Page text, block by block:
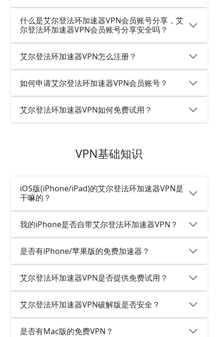
什么是艾尔登法环加速器VPN会员账号分享，艾
尔登法环加速器VPN会员账号分享安全吗？
艾尔登法环加速器VPN怎么注册？
如何申请艾尔登法环加速器VPN会员账号？
艾尔登法环加速器VPN如何免费试用？
VPN基础知识
iOS版(iPhone/iPad)的艾尔登法环加速器VPN是
干嘛的？
我的iPhone是否自带艾尔登法环加速器VPN？
是否有iPhone/苹果版的免费加速器？
艾尔登法环加速器VPN是否提供免费试用？
艾尔登法环加速器VPN破解版是否安全？
是否有Mac版的免费VPN？